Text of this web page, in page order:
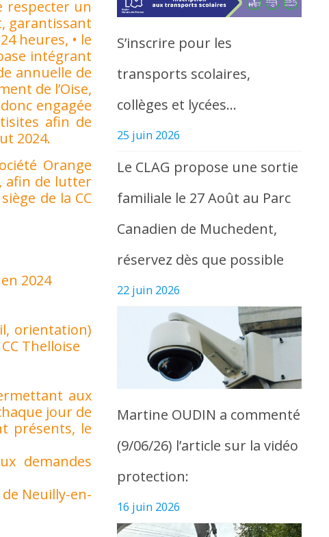
respecter un
garantissant
heures, • le
intégrant
annuelle de
de l’Oise,
engagée
afin de
2024.
Orange
afin de lutter
de la CC
2024
orientation)
Thelloise
aux
jour de
présents, le
demandes
Neuilly-en-
S’inscrire pour les
transports scolaires,
collèges et lycées…
25 juin 2026
Le CLAG propose une sortie
familiale le 27 Août au Parc
Canadien de Muchedent,
réservez dès que possible
22 juin 2026
Martine OUDIN a commenté
(9/06/26) l’article sur la vidéo
protection:
16 juin 2026